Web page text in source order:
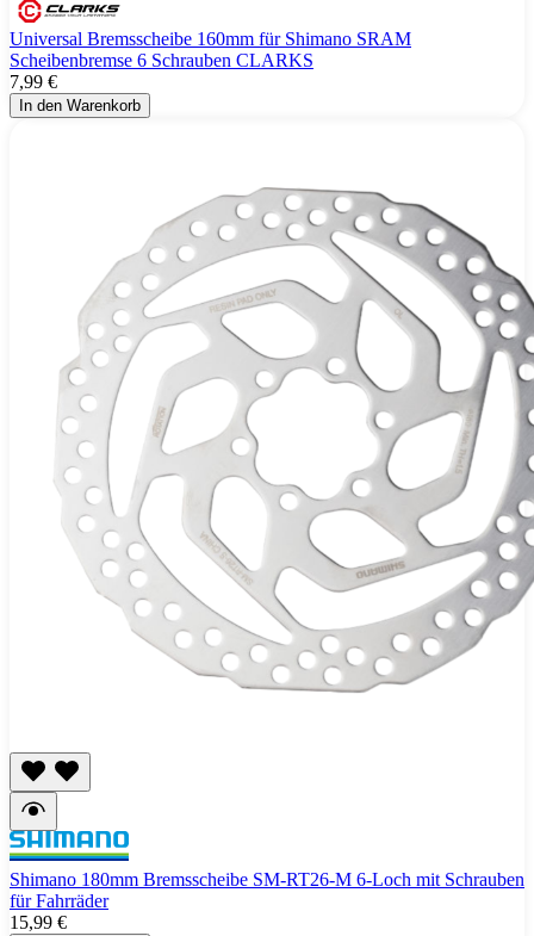
Universal Bremsscheibe 160mm für Shimano SRAM
Scheibenbremse 6 Schrauben CLARKS
7,99 €
In den Warenkorb
Shimano 180mm Bremsscheibe SM-RT26-M 6-Loch mit Schrauben
für Fahrräder
15,99 €